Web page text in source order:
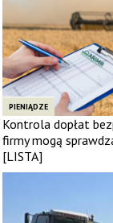
PIENIĄDZE
Kontrola dopłat
firmy mogą
[LISTA]